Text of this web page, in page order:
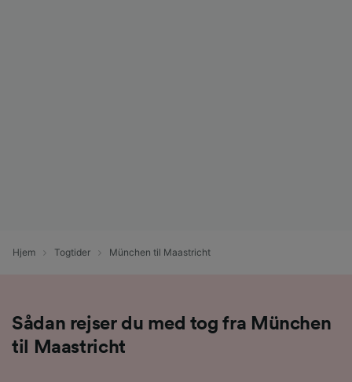
Hjem Togtider München til Maastricht
Sådan rejser du med tog fra München
til Maastricht